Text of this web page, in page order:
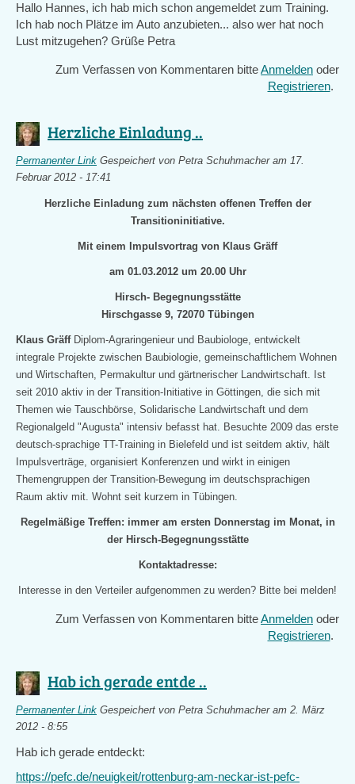
Hallo Hannes, ich hab mich schon angemeldet zum Training.
Ich hab noch Plätze im Auto anzubieten... also wer hat noch
Lust mitzugehen? Grüße Petra
Zum Verfassen von Kommentaren bitteAnmelden oder
Registrieren.
Herzliche Einladung ..
Permanenter Link Gespeichert von Petra Schuhmacheram 17.
Februar 2012 - 17:41
Herzliche Einladung zum nächsten offenen Treffen der
Transitioninitiative.
Mit einem Impulsvortrag von Klaus Gräff
am 01.03.2012 um 20.00 Uhr
Hirsch- Begegnungsstätte
Hirschgasse 9, 72070 Tübingen
Klaus Gräff Diplom-Agraringenieur und Baubiologe, entwickelt
integrale Projekte zwischen Baubiologie, gemeinschaftlichem Wohnen
und Wirtschaften, Permakultur und gärtnerischer Landwirtschaft. Ist
seit 2010 aktiv in der Transition-Initiative in Göttingen, die sich mit
Themen wie Tauschbörse, Solidarische Landwirtschaft und dem
Regionalgeld "Augusta" intensiv befasst hat. Besuchte 2009 das erste
deutsch-sprachige TT-Training in Bielefeld und ist seitdem aktiv, hält
Impulsverträge, organisiert Konferenzen und wirkt in einigen
Themengruppen der Transition-Bewegung im deutschsprachigen
Raum aktiv mit. Wohnt seit kurzem in Tübingen.
Regelmäßige Treffen: immer am ersten Donnerstag im Monat, in
der Hirsch-Begegnungsstätte
Kontaktadresse:
Interesse in den Verteiler aufgenommen zu werden? Bitte bei melden!
Zum Verfassen von Kommentaren bitteAnmelden oder
Registrieren.
Hab ich gerade entde ..
Permanenter Link Gespeichert von Petra Schuhmacheram 2. März
2012 - 8:55
Hab ich gerade entdeckt:
https://pefc.de/neuigkeit/rottenburg-am-neckar-ist-pefc-